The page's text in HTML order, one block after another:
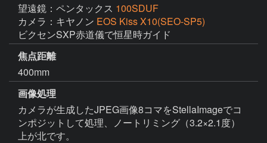
望遠鏡：ペンタックス 100SDUF
カメラ：キヤノン EOS Kiss X10(SEO-SP5)
ビクセンSXP赤道儀で恒星時ガイド
焦点距離
400mm
画像処理
カメラが生成したJPEG画像8コマをStellaImageでコ
ンポジットして処理、ノートリミング（3.2×2.1度）
上が北です。